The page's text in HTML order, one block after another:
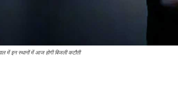
इन स्थानों में आज होगी बिजली कटौती